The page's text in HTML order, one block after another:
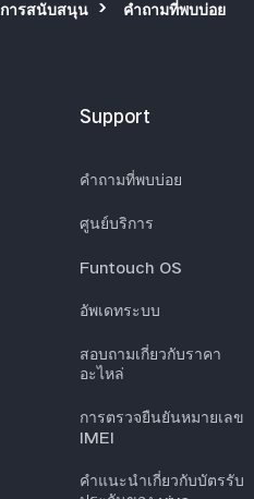
การสนับสนุน คำถามที่พบบ่อย
Support
คำถามที่พบบ่อย
ศูนย์บริการ
Funtouch OS
อัพเดทระบบ
สอบถามเกี่ยวกับราคา
อะไหล่
การตรวจยืนยันหมายเลข
IMEI
คำแนะนำเกี่ยวกับบัตรรับ